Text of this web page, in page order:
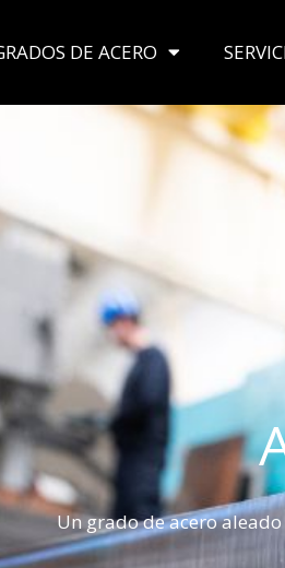
DE ACERO
Un grado de acero